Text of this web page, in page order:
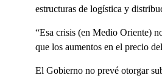
estructuras de logística y
“Esa crisis (en Medio Oriente)
que los aumentos en el precio
El Gobierno no prevé otorgar